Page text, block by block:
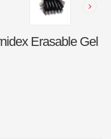
Erasable Gel